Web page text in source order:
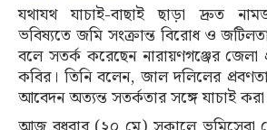
যথাযথ যাচাই-বাছাই ছাড়া দ্রুত
ভবিষ্যতে জমি সংক্রান্ত বিরোধ ও
বলে সতর্ক করেছেন নারায়ণগঞ্জের
কবির। তিনি বলেন, জাল দলিলের
আবেদন অত্যন্ত সতর্কতার সঙ্গে যাচাই